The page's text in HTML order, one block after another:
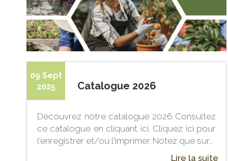
09 Sept
2025
Catalogue 2026
Découvrez notre catalogue 2026 Consultez
ce catalogue en cliquant ici. Cliquez ici pour
l'enregistrer et/ou l'imprimer. Notez que sur...
Lire la suite